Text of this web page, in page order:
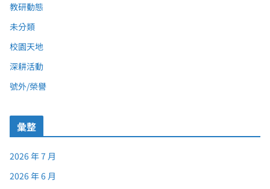
教研動態
未分類
校園天地
深耕活動
號外/榮譽
彙整
2026 年 7 月
2026 年 6 月